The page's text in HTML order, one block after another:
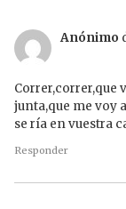
Anónimo
Correr,correr,que
junta,que me voy
se ría en vuestra
Responder